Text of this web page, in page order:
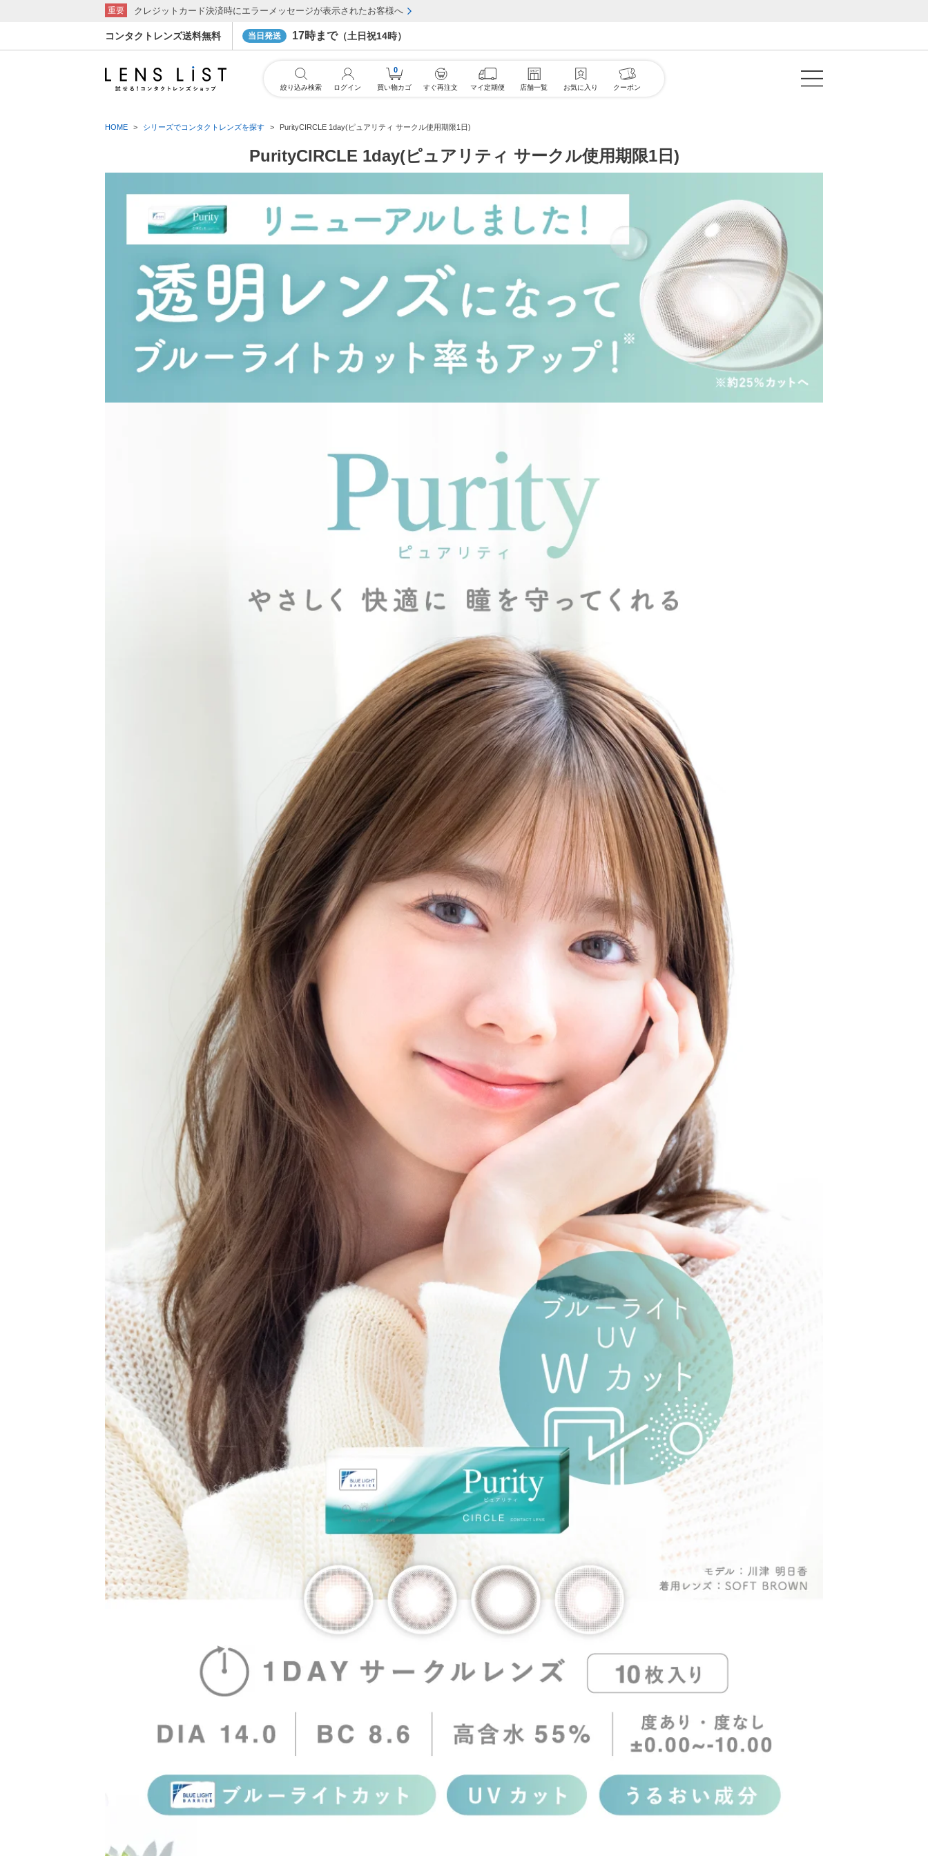
コンタクトレンズ送料無料 当日発送 17時まで（土日祝14時）
重要 クレジットカード決済時にエラーメッセージが表示されたお客様へ
HOME シリーズでコンタクトレンズを探す PurityCIRCLE 1day(ピュアリティ サークル使用期限1日)
PurityCIRCLE 1day(ピュアリティ サークル使用期限1日)
絞り込み検索 ログイン
0
買い物カゴ すぐ再注文 マイ定期便 店舗一覧 お気に入り クーポン